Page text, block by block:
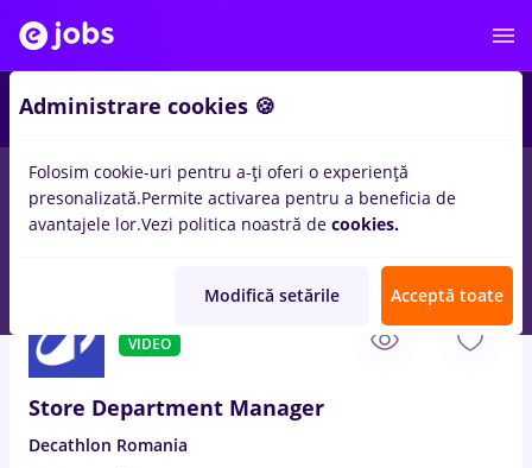
Salarii Fără experiență Entry-Level (< 2 ani)
VIDEO
Store Department Manager
Decathlon Romania
Administrare cookies 🍪
Folosim cookie-uri pentru a-ți oferi o experiență
presonalizată.Permite activarea pentru a beneficia de
avantajele lor.Vezi politica noastră de cookies.
Modifică setările Acceptă toate